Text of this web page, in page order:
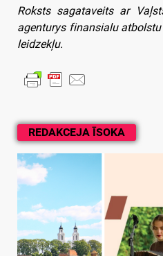
REDAKCEJA ĪSOKA
Roksts sagataveits ar
agenturys finansialu
leidzekļu.